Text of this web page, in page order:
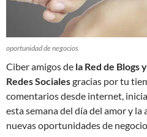
oportunidad de negocios
Ciber amigos de la Red de Blogs
Redes Socialesgracias por tu
comentarios desde internet,
esta semana del día del amor y la
nuevas oportunidades de